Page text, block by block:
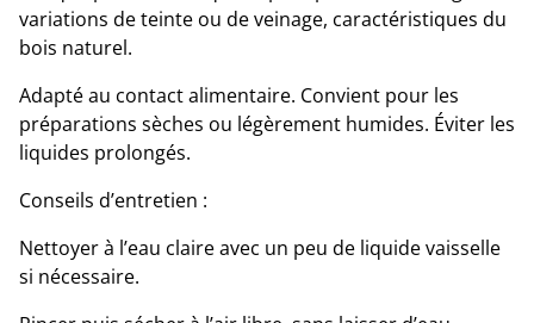
variations de teinte ou de veinage, caractéristiques du
bois naturel.
Adapté au contact alimentaire. Convient pour les
préparations sèches ou légèrement humides. Éviter les
liquides prolongés.
Conseils d’entretien :
Nettoyer à l’eau claire avec un peu de liquide vaisselle
si nécessaire.